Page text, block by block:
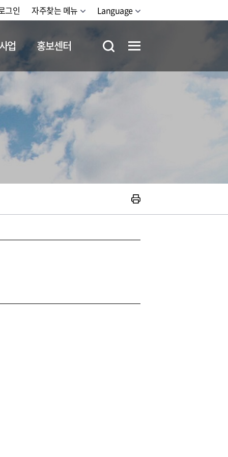
그인 자주찾는 메뉴 Language
업 홍보센터